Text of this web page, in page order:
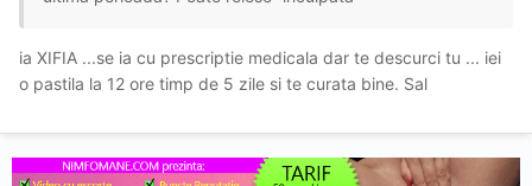
ia XIFIA ...se ia cu prescriptie medicala dar te descurci tu ... iei
o pastila la 12 ore timp de 5 zile si te curata bine. Sal